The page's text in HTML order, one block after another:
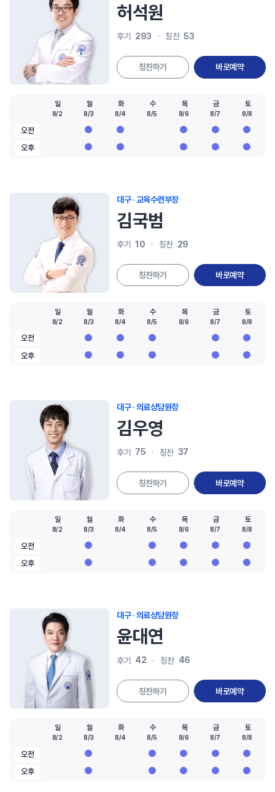
허석원
후기 293 칭찬 53
칭찬하기 바로예약
오전
오후
일
8/2
월
8/3
화
8/4
수
8/5
목
8/6
금
8/7
토
8/8
대구 · 교육수련부장
김국범
후기 10 칭찬 29
칭찬하기 바로예약
오전
오후
일
8/2
월
8/3
화
8/4
수
8/5
목
8/6
금
8/7
토
8/8
대구 · 의료상담원장
김우영
후기 75 칭찬 37
칭찬하기 바로예약
오전
오후
일
8/2
월
8/3
화
8/4
수
8/5
목
8/6
금
8/7
토
8/8
대구 · 의료상담원장
윤대연
후기 42 칭찬 46
칭찬하기 바로예약
오전
오후
일
8/2
월
8/3
화
8/4
수
8/5
목
8/6
금
8/7
토
8/8